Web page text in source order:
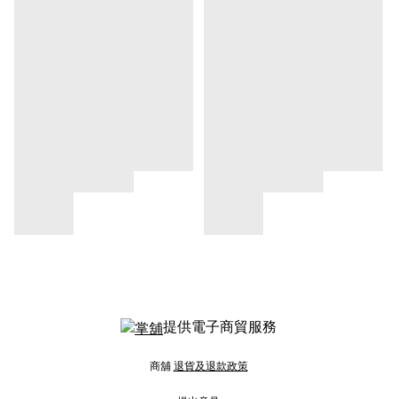
提供電子商貿服務
商舖 退貨及退款政策